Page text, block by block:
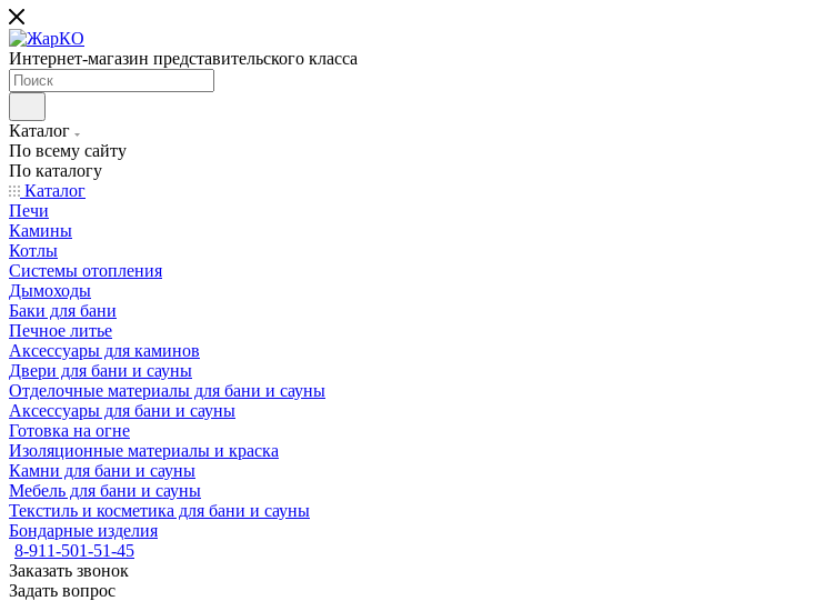
Интернет-магазин представительского класса
Каталог
По всему сайту
По каталогу
Каталог
Печи
Камины
Котлы
Системы отопления
Дымоходы
Баки для бани
Печное литье
Аксессуары для каминов
Двери для бани и сауны
Отделочные материалы для бани и сауны
Аксессуары для бани и сауны
Готовка на огне
Изоляционные материалы и краска
Камни для бани и сауны
Мебель для бани и сауны
Текстиль и косметика для бани и сауны
Бондарные изделия
8-911-501-51-45
Заказать звонок
Задать вопрос